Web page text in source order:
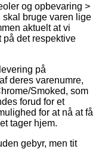
og opbevaring >
skal bruge varen lige
aktuelt at vi
det respektive
på
deres varenumre,
Smoked, som
forud for et
for at nå at få
tager hjem.
gebyr, men tit